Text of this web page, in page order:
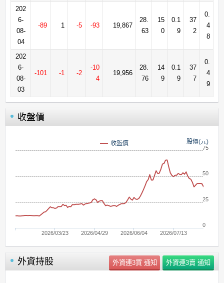
202
6-
08-
04
-89 1 -5 -93 19,867
28.
63
15
0
0.1
9
37
2
0.
4
8
202
6-
08-
03
-101 -1 -2
-10
4
19,956
28.
76
14
9
0.1
9
37
7
0.
4
9
收盤價
股價(元)
收盤價
2026/03/23 2026/04/29 2026/06/04 2026/07/13
0
25
50
75
外資持股